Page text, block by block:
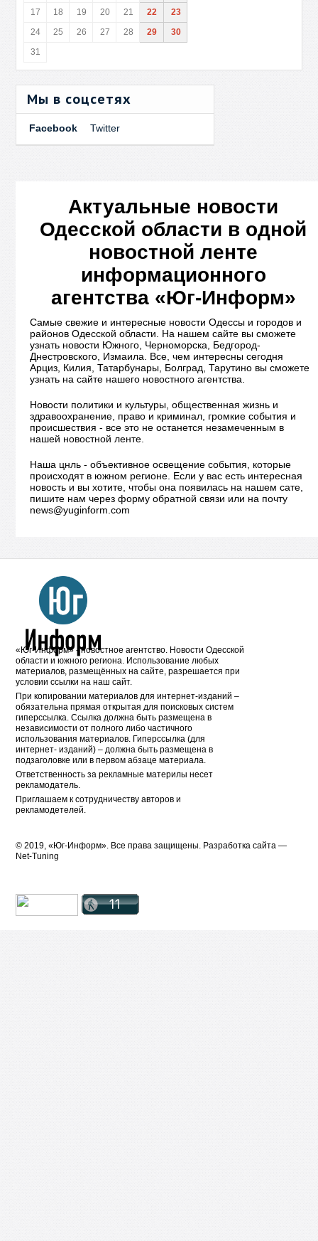
17
18 19 20 21 22
23
24
25 26 27 28 29
30
31
Мы в соцсетях
Facebook Twitter
Актуальные новости
Одесской области в одной
новостной ленте
информационного
агентства «Юг-Информ»
Самые свежие и интересные новости Одессы и городов и
районов Одесской области. На нашем сайте вы сможете
узнать новости Южного, Черноморска, Бедгород-
Днестровского, Измаила. Все, чем интересны сегодня
Арциз, Килия, Татарбунары, Болград, Тарутино вы сможете
узнать на сайте нашего новостного агентства.
Новости политики и культуры, общественная жизнь и
здравоохранение, право и криминал, громкие события и
происшествия - все это не останется незамеченным в
нашей новостной ленте.
Наша цнль - объективное освещение события, которые
происходят в южном регионе. Если у вас есть интересная
новость и вы хотите, чтобы она появилась на нашем сате,
пишите нам через форму обратной связи или на почту
news@yuginform.com
«Юг-Информ» - новостное агентство. Новости Одесской
области и южного региона. Использование любых
материалов, размещённых на сайте, разрешается при
условии ссылки на наш сайт.
При копировании материалов для интернет-изданий –
обязательна прямая открытая для поисковых систем
гиперссылка. Ссылка должна быть размещена в
независимости от полного либо частичного
использования материалов. Гиперссылка (для
интернет- изданий) – должна быть размещена в
подзаголовке или в первом абзаце материала.
Ответственность за рекламные материлы несет
рекламодатель.
Приглашаем к сотрудничеству авторов и
рекламодетелей.
© 2019, «Юг-Информ». Все права защищены. Разработка cайта —
Net-Tuning